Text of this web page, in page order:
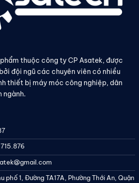
thuộc công ty CP Asatek, được
đội ngũ các chuyên viên có nhiều
thiết bị máy móc công nghiệp, dân
ngành.
phố 1, Đường TA17A, Phường Thới An, Quận